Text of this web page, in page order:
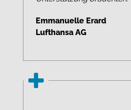
Emmanuelle Erard
Lufthansa AG